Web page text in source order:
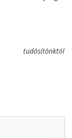
tudósítónktól